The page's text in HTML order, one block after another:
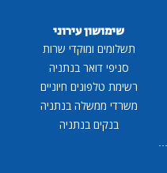
שימושון עירוני
תשלומים ומוקדי שרות
סניפי דואר בנתניה
רשימת טלפונים חיוניים
משרדי ממשלה בנתניה
בנקים בנתניה
...